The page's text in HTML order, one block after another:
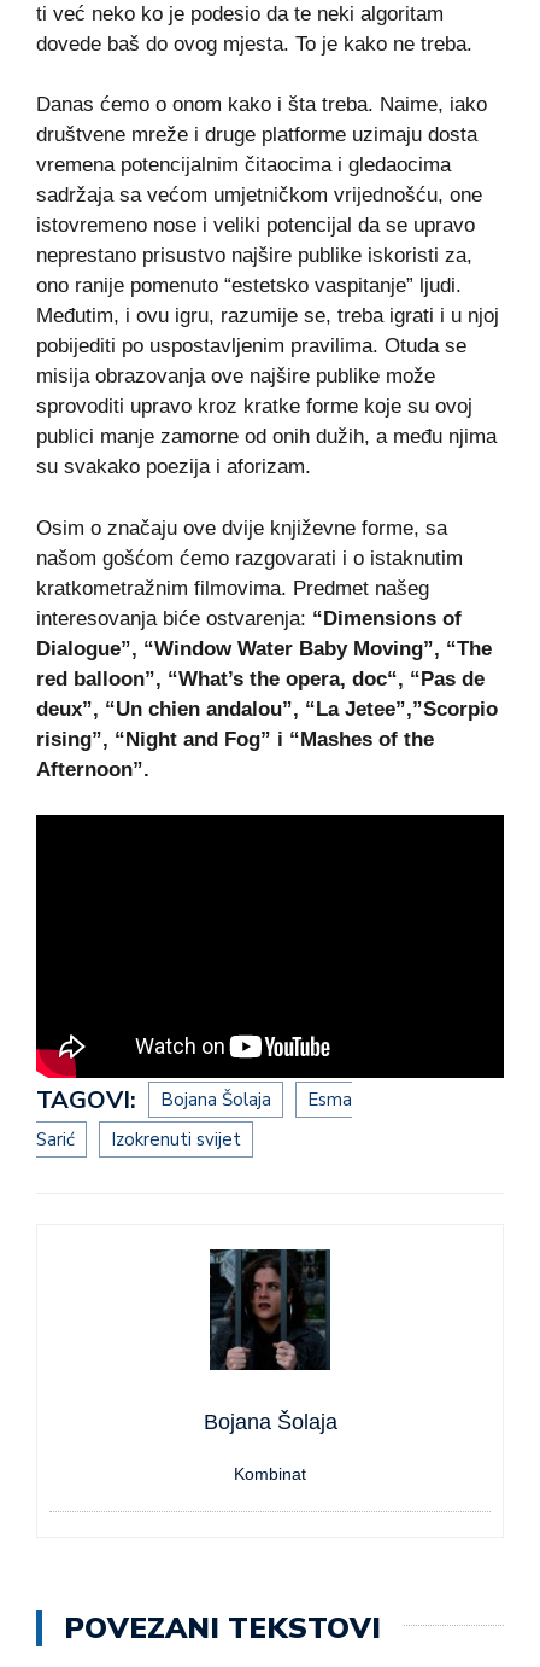
ti već neko ko je podesio da te neki algoritam
dovede baš do ovog mjesta. To je kako ne treba.
Danas ćemo o onom kako i šta treba. Naime, iako
društvene mreže i druge platforme uzimaju dosta
vremena potencijalnim čitaocima i gledaocima
sadržaja sa većom umjetničkom vrijednošću, one
istovremeno nose i veliki potencijal da se upravo
neprestano prisustvo najšire publike iskoristi za,
ono ranije pomenuto “estetsko vaspitanje” ljudi.
Međutim, i ovu igru, razumije se, treba igrati i u njoj
pobijediti po uspostavljenim pravilima. Otuda se
misija obrazovanja ove najšire publike može
sprovoditi upravo kroz kratke forme koje su ovoj
publici manje zamorne od onih dužih, a među njima
su svakako poezija i aforizam.
Osim o značaju ove dvije književne forme, sa
našom gošćom ćemo razgovarati i o istaknutim
kratkometražnim filmovima. Predmet našeg
interesovanja biće ostvarenja: “Dimensions of
Dialogue”, “Window Water Baby Moving”, “The
red balloon”, “What’s the opera, doc“, “Pas de
deux”, “Un chien andalou”, “La Jetee”,”Scorpio
rising”, “Night and Fog” i “Mashes of the
Afternoon”.
TAGOVI: Bojana Šolaja
Esma
Sarić
Izokrenuti svijet
Bojana Šolaja
Kombinat
POVEZANI TEKSTOVI